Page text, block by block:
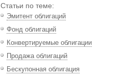
Статьи по теме:
Эмитент облигаций
Фонд облигаций
Конвертируемые облигации
Продажа облигаций
Бескупонная облигация